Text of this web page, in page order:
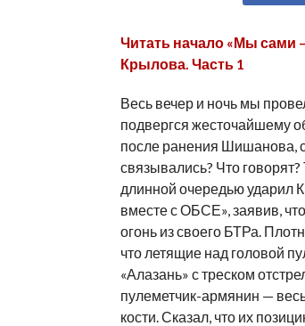
Читать начало «Мы сами
Крылова. Часть 1
Весь вечер и ночь мы
подвергся жесточайшему
после ранения Шишанова,
связывались? Что
длинной очередью ударил
вместе с ОБСЕ», заявив,
огонь из своего БТРа.
что летящие над головой
«Алазань» с треском
пулеметчик-армянин —
кости. Сказал, что их